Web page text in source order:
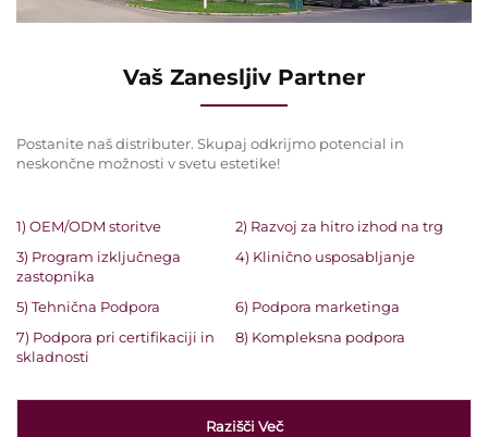
Vaš Zanesljiv Partner
Postanite naš distributer. Skupaj odkrijmo potencial in
neskončne možnosti v svetu estetike!
1) OEM/ODM storitve
2) Razvoj za hitro izhod na trg
3) Program izključnega
zastopnika
4) Klinično usposabljanje
5) Tehnična Podpora
6) Podpora marketinga
7) Podpora pri certifikaciji in
skladnosti
8) Kompleksna podpora
Razišči Več